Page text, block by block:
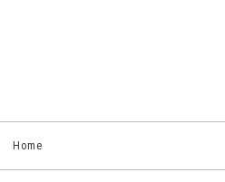
Home